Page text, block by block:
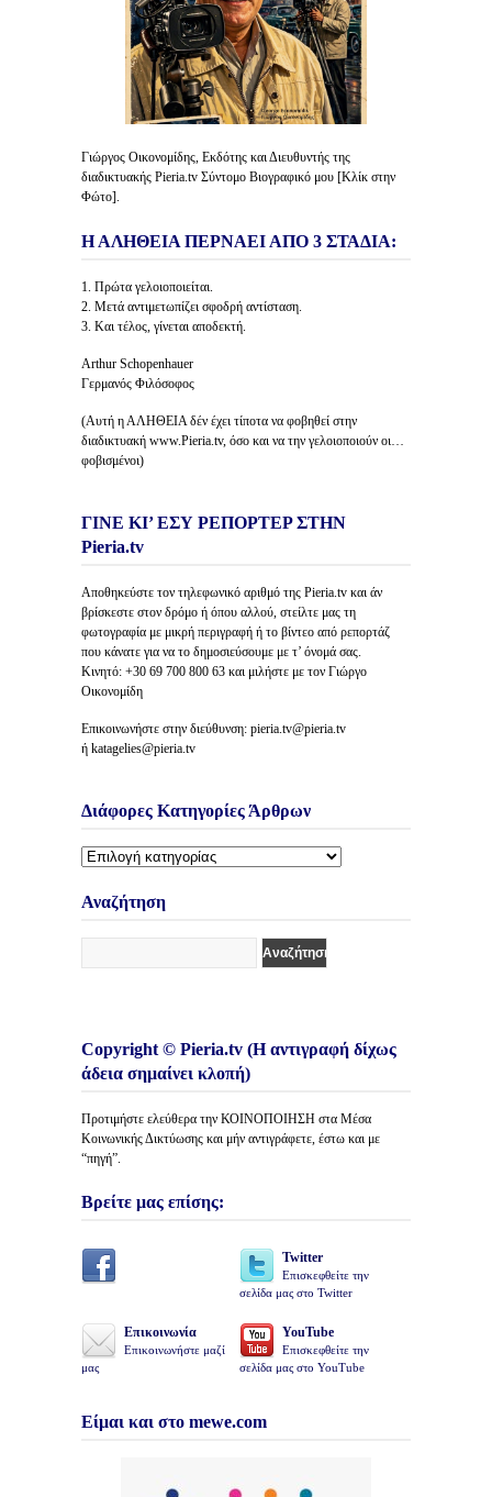
Γιώργος Οικονομίδης, Εκδότης και Διευθυντής της
διαδικτυακής Pieria.tv Σύντομο Βιογραφικό μου [Κλίκ στην
Φώτο].
Η ΑΛΗΘΕΙΑ ΠΕΡΝΑΕΙ ΑΠΟ 3 ΣΤΑΔΙΑ:
1. Πρώτα γελοιοποιείται.
2. Μετά αντιμετωπίζει σφοδρή αντίσταση.
3. Και τέλος, γίνεται αποδεκτή.
Arthur Schopenhauer
Γερμανός Φιλόσοφος
(Αυτή η ΑΛΗΘΕΙΑ δέν έχει τίποτα να φοβηθεί στην
διαδικτυακή www.Pieria.tv, όσο και να την γελοιοποιούν οι…
φοβισμένοι)
ΓΙΝΕ ΚΙ’ ΕΣΥ ΡΕΠΟΡΤΕΡ ΣΤΗΝ
Pieria.tv
Αποθηκεύστε τον τηλεφωνικό αριθμό της Pieria.tv και άν
βρίσκεστε στον δρόμο ή όπου αλλού, στείλτε μας τη
φωτογραφία με μικρή περιγραφή ή το βίντεο από ρεπορτάζ
που κάνατε για να το δημοσιεύσουμε με τ’ όνομά σας.
Κινητό: +30 69 700 800 63 και μιλήστε με τον Γιώργο
Οικονομίδη
Επικοινωνήστε στην διεύθυνση: pieria.tv@pieria.tv
ή katagelies@pieria.tv
Διάφορες Κατηγορίες Άρθρων
Διάφορες
Άρθρων
Αναζήτηση
Copyright © Pieria.tv (Η αντιγραφή δίχως
άδεια σημαίνει κλοπή)
Προτιμήστε ελεύθερα την ΚΟΙΝΟΠΟΙΗΣΗ στα Μέσα
Κοινωνικής Δικτύωσης και μήν αντιγράφετε, έστω και με
“πηγή”.
Βρείτε μας επίσης:
Twitter
Επισκεφθείτε την
σελίδα μας στο Twitter
Επικοινωνία
Επικοινωνήστε μαζί
μας
YouTube
Επισκεφθείτε την
σελίδα μας στο YouTube
Είμαι και στο mewe.com